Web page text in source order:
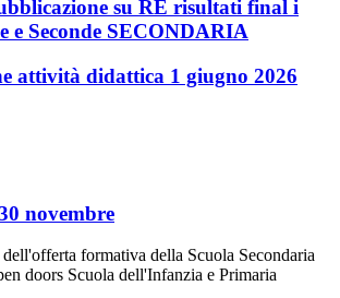
su RE risultati final i
e Seconde SECONDARIA
attività didattica 1 giugno 2026
novembre
dell'offerta formativa della Scuola Secondaria
doors Scuola dell'Infanzia e Primaria